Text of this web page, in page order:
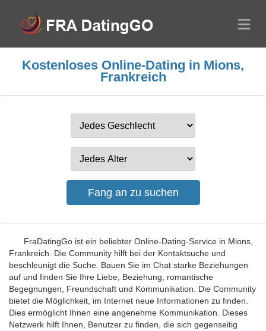
Kostenloses Online-Dating in Mions,
Frankreich
FraDatingGo ist ein beliebter Online-Dating-Service in Mions,
Frankreich. Die Community hilft bei der Kontaktsuche und
beschleunigt die Suche. Bauen Sie im Chat starke Beziehungen
auf und finden Sie Ihre Liebe, Beziehung, romantische
Begegnungen, Freundschaft und Kommunikation. Die Community
bietet die Möglichkeit, im Internet neue Informationen zu finden.
Dies ermöglicht Ihnen eine angenehme Kommunikation. Dieses
Netzwerk hilft Ihnen, Benutzer zu finden, die sich gegenseitig